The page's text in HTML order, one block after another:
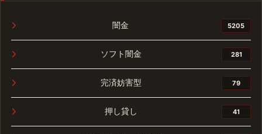
闇金 5205
ソフト闇金 281
完済妨害型 79
押し貸し 41